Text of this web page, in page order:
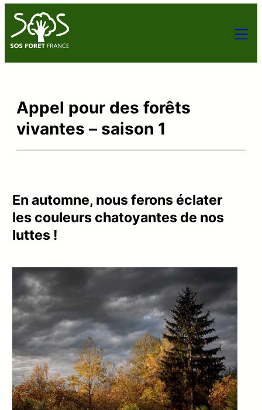
Appel pour des forêts
vivantes – saison 1
En automne, nous ferons éclater
les couleurs chatoyantes de nos
luttes !